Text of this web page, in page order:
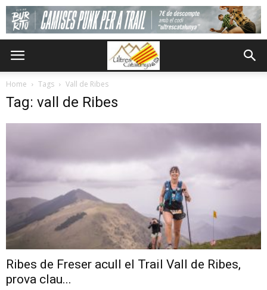
Home Tags Vall de Ribes
Tag: vall de Ribes
Ribes de Freser acull el Trail Vall de Ribes,
prova clau...